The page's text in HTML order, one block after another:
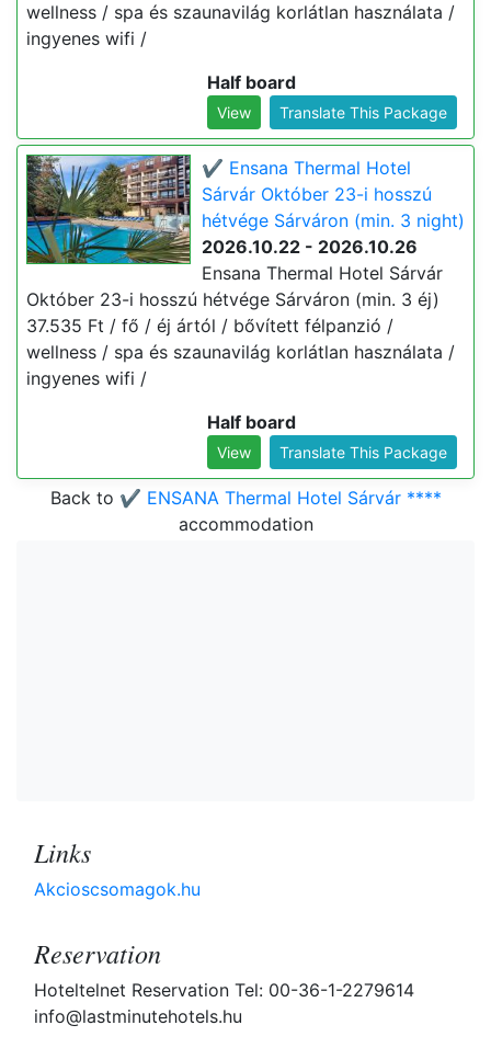
wellness / spa és szaunavilág korlátlan használata /
ingyenes wifi /
Half board
View Translate This Package
✔️ Ensana Thermal Hotel
Sárvár Október 23-i hosszú
hétvége Sárváron (min. 3 night)
2026.10.22 - 2026.10.26
Ensana Thermal Hotel Sárvár
Október 23-i hosszú hétvége Sárváron (min. 3 éj)
37.535 Ft / fő / éj ártól / bővített félpanzió /
wellness / spa és szaunavilág korlátlan használata /
ingyenes wifi /
Half board
View Translate This Package
Back to ✔️ ENSANA Thermal Hotel Sárvár ****
accommodation
Links
Akcioscsomagok.hu
Reservation
Hoteltelnet Reservation Tel: 00-36-1-2279614
info@lastminutehotels.hu